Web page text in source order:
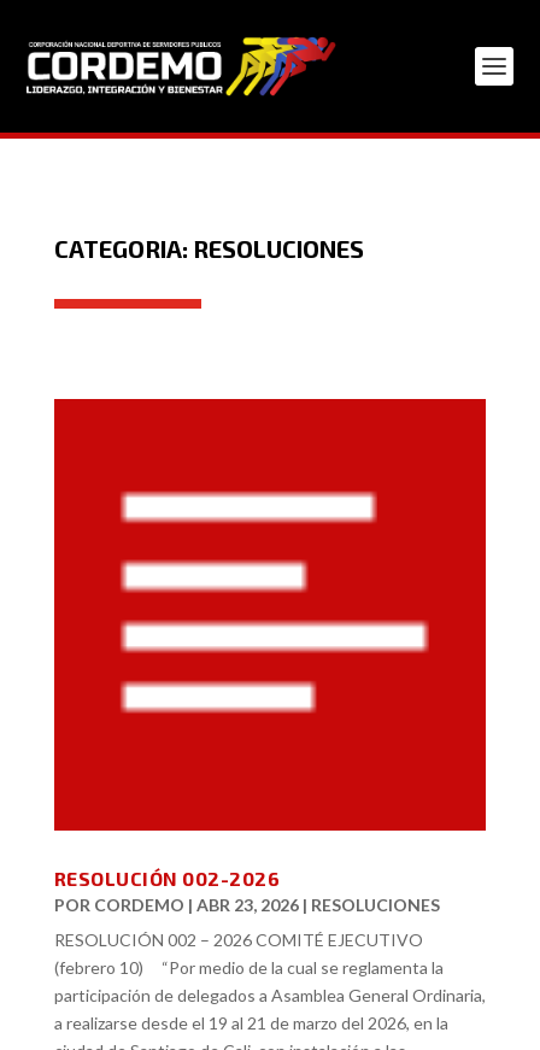
CATEGORIA: RESOLUCIONES
RESOLUCIÓN 002-2026
POR CORDEMO | ABR 23, 2026| RESOLUCIONES
RESOLUCIÓN 002 – 2026 COMITÉ EJECUTIVO
(febrero 10) “Por medio de la cual se reglamenta la
participación de delegados a Asamblea General Ordinaria,
a realizarse desde el 19 al 21 de marzo del 2026, en la